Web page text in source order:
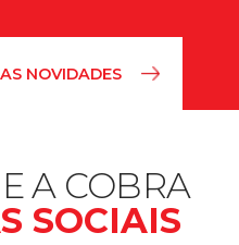
A COBRA
SOCIAIS